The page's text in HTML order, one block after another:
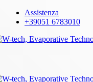
Skip
content
Assistenza
+39051 6783010